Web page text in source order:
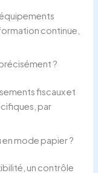
continue,
?
fiscaux et
par
mode papier ?
un contrôle